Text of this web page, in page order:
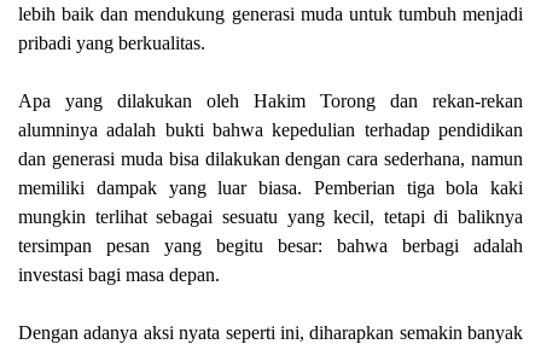
lebih baik dan mendukung generasi muda untuk tumbuh menjadi
pribadi yang berkualitas.
Apa yang dilakukan oleh Hakim Torong dan rekan-rekan
alumninya adalah bukti bahwa kepedulian terhadap pendidikan
dan generasi muda bisa dilakukan dengan cara sederhana, namun
memiliki dampak yang luar biasa. Pemberian tiga bola kaki
mungkin terlihat sebagai sesuatu yang kecil, tetapi di baliknya
tersimpan pesan yang begitu besar: bahwa berbagi adalah
investasi bagi masa depan.
Dengan adanya aksi nyata seperti ini, diharapkan semakin banyak